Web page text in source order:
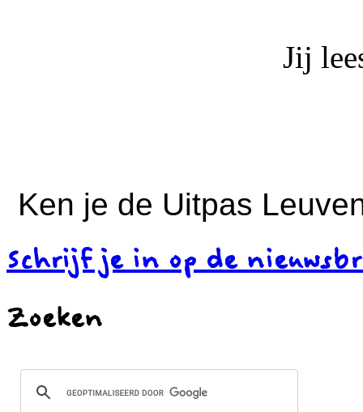
Jij
Ken je de Uitpas
Schrijf je in op de
Zoeken